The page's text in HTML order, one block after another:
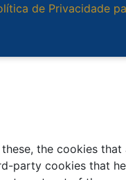
de Privacidade
the cookies
party cookies that